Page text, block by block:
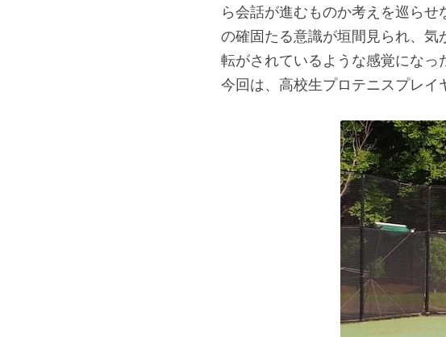
ら会話が進むものか考えを巡ら
の確固たる意識が垣間見られ、
転がされているような感覚になっ
今回は、高校生プロテニスプレイ